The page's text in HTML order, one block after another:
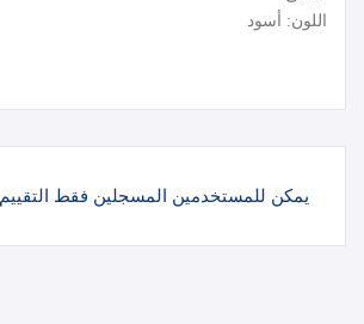
اللون: أسود
يمكن للمستخدمين المسجلين فقط التقييم